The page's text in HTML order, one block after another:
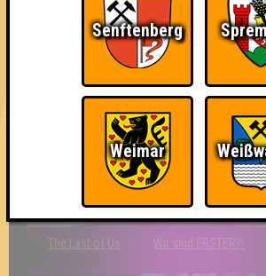
Da-Da Da! Da-Da Da! Erster!
The Last of Us Wir sind ERSTER?!
Senftenberg
Weimar